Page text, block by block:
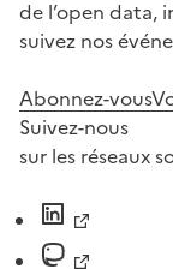
de l’open data,
suivez nos
Abonnez-vous
Suivez-nous
sur les réseaux